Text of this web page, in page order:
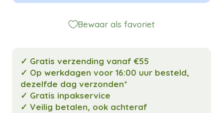
Bewaar als favoriet
✓ Gratis verzending vanaf €55
✓ Op werkdagen voor 16:00 uur besteld,
dezelfde dag verzonden*
✓ Gratis inpakservice
✓ Veilig betalen, ook achteraf